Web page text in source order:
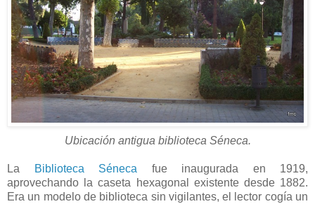
Ubicación antigua biblioteca Séneca.
La Biblioteca Séneca fue inaugurada en 1919,
aprovechando la caseta hexagonal existente desde 1882.
Era un modelo de biblioteca sin vigilantes, el lector cogía un